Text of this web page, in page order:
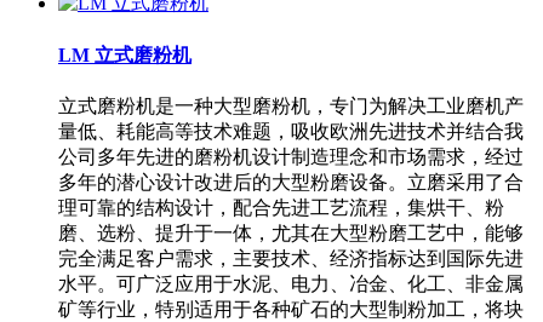
LM 立式磨粉机
立式磨粉机是一种大型磨粉机，专门为解决工业磨机产
量低、耗能高等技术难题，吸收欧洲先进技术并结合我
公司多年先进的磨粉机设计制造理念和市场需求，经过
多年的潜心设计改进后的大型粉磨设备。立磨采用了合
理可靠的结构设计，配合先进工艺流程，集烘干、粉
磨、选粉、提升于一体，尤其在大型粉磨工艺中，能够
完全满足客户需求，主要技术、经济指标达到国际先进
水平。可广泛应用于水泥、电力、冶金、化工、非金属
矿等行业，特别适用于各种矿石的大型制粉加工，将块